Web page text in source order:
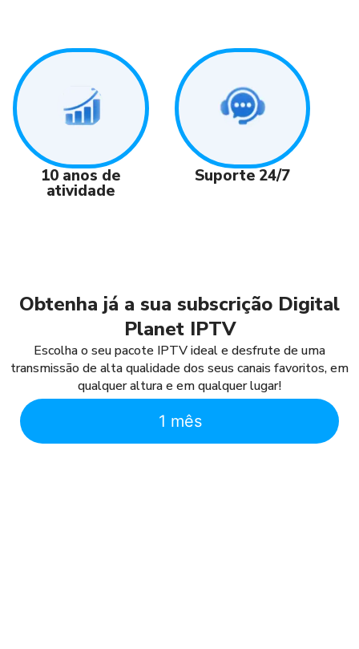
10 anos de
atividade
Suporte 24/7
Obtenha já a sua subscrição Digital
Planet IPTV
Escolha o seu pacote IPTV ideal e desfrute de uma
transmissão de alta qualidade dos seus canais favoritos, em
qualquer altura e em qualquer lugar!
1 mês